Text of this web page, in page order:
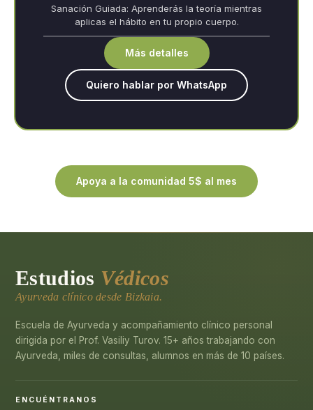
Sanación Guiada: Aprenderás la teoría mientras
aplicas el hábito en tu propio cuerpo.
Más detalles
Quiero hablar por WhatsApp
Apoya a la comunidad 5$ al mes
Estudios Védicos
Ayurveda clínico desde Bizkaia.
Escuela de Ayurveda y acompañamiento clínico personal
dirigida por el Prof. Vasiliy Turov. 15+ años trabajando con
Ayurveda, miles de consultas, alumnos en más de 10 países.
ENCUÉNTRANOS